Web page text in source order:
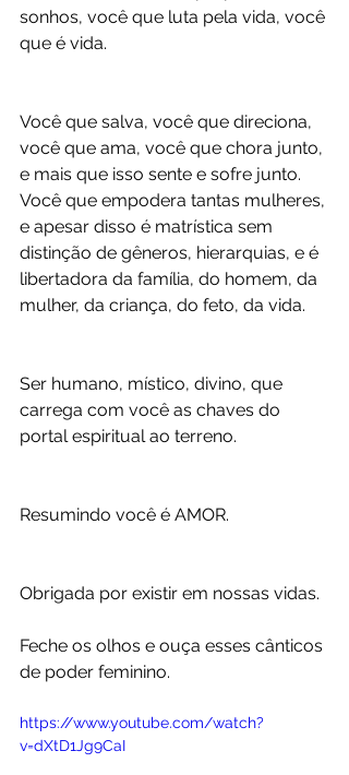
sonhos, você que luta pela vida, você
que é vida.
Você que salva, você que direciona,
você que ama, você que chora junto,
e mais que isso sente e sofre junto.
Você que empodera tantas mulheres,
e apesar disso é matrística sem
distinção de gêneros, hierarquias, e é
libertadora da família, do homem, da
mulher, da criança, do feto, da vida.
Ser humano, místico, divino, que
carrega com você as chaves do
portal espiritual ao terreno.
Resumindo você é AMOR.
Obrigada por existir em nossas vidas.
Feche os olhos e ouça esses cânticos
de poder feminino.
https://www.youtube.com/watch?
v=dXtD1Jg9CaI